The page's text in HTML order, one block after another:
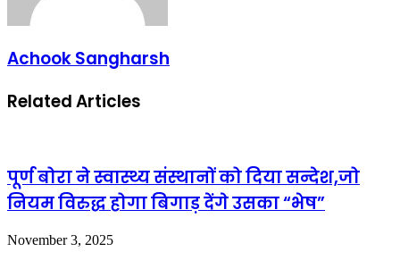
Achook Sangharsh
Related Articles
पूर्ण बोरा ने स्वास्थ्य संस्थानों को दिया सन्देश,जो
नियम विरुद्ध होगा बिगाड़ देंगे उसका “भेष”
November 3, 2025